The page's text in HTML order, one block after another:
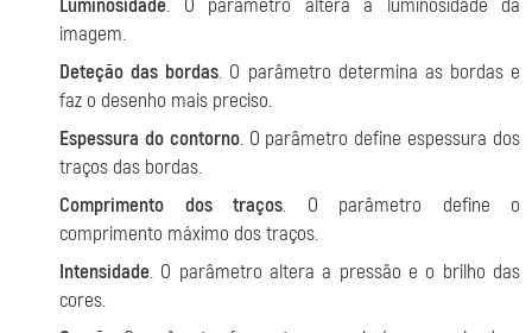
Luminosidade. O parâmetro altera a luminosidade da
imagem.
Deteção das bordas. O parâmetro determina as bordas e
faz o desenho mais preciso.
Espessura do contorno. O parâmetro define espessura dos
traços das bordas.
Comprimento dos traços. O parâmetro define o
comprimento máximo dos traços.
Intensidade. O parâmetro altera a pressão e o brilho das
cores.